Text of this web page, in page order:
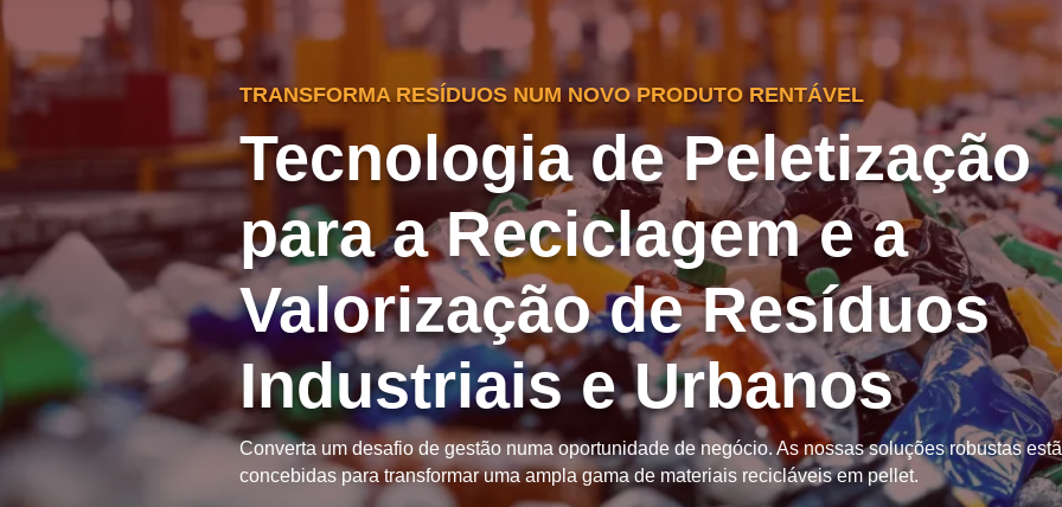
TRANSFORMA RESÍDUOS NUM NOVO PRODUTO RENTÁVEL
Tecnologia de Peletização
para a Reciclagem e a
Valorização de Resíduos
Industriais e Urbanos
Converta um desafio de gestão numa oportunidade de negócio. As nossas soluções robustas
concebidas para transformar uma ampla gama de materiais recicláveis em pellet.